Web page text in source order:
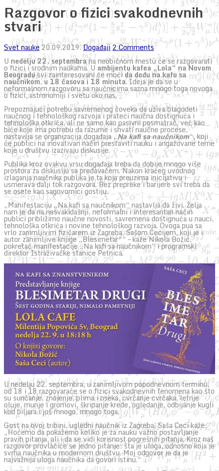
Razgovor o fizici svakodnevnih
stvari
Svet nauke 20.09.2019.Događaji2 Comments
U nedelju 22. septembrana neobičnom mestu će se razgovarati
o fizici i srodnim naukama. Uambijentu kafea „Lola“ na Novom
Beogradusvi zainteresovani će moćida dođu na kafu sa
naučnikom,u 18 časova i 18 minuta. Ideja je da se u
neformalnom razgovoru sa naučnicima sazna mnogo toga novoga
o fizici, astronomiji i svetu oko nas.
Prepoznajući potrebu savremenog čoveka da uživa blagodeti
naučnog i tehnološkog razvoja i prateći naučna dostignuća i
tehnološka otkrića, ali ne samo kao pasivni posmatrač, već kao
biće koje ima potrebu da razume i shvati naučne procese,
nastavlja se organizacija događaja „Na kafi sa naučnikom“, koji
će publici na inovativan način prestaviti nauku i angažovane teme
koje u društvu izazivaju diskusije.
Publika kroz ovakvu vrsu događaja treba da dobije mnogo više
prostora za diskusiju sa predavačem. Nakon kraćeg uvodnog
izlaganja naučnika publika je ta koja preuzima inicijativu i
usmerava dalji tok razgovora. Bez prepreke i barijere svi treba da
se osete kao sagovornici gostiju.
„Manifestaciju „Na kafi sa naučnikom“ nastavlja da živi. Želja
nam je da na nesvakidašnji, neformalni i interesantan način
publici približimo naučne novosti, savremena dostignuća u nauci,
tehnološka otkrića i novine tehnološkog razvoja. Ovoga pua sa
vrlo zanimljivim fizičarem iz Zagreba, Sašom Cecijem, koji je i
autor zanimljive knjige „Blesimetar““ – kaže Nikola Božić,
pokretač manifestacije „Na kafi sa naučnikom“ i programski
direktor Istraživačke stanice Petnica.
U nedelju 22. septembra, u zanimljivom popodnevnom terminu,
od 18 i 18 razgovaraće se o fizici svakodnevnih fenomena kao što
su sunčanje, znojenje, plima i oseka, cvrčanje cvrčaka, letnje
oluje, munje i gromovi, škripanje krede, ogledanje, odbijanje kugli
kod biljara i još mnogo, mnogo toga.
Gost na ovoj tribini, ugledni naučnik iz Zagreba, Saša Ceci kaže:
„Hoćemo da pokažemo koliko je za nauku važno postavljanje
pravih pitanja, ali i da se vidi korisnost pogrešnih pitanja. Kroz naš
razgovor provlačiće se jedno pitanje: šta je uloga, odnosno koja je
svrha naučnika u modernom društvu. Moj odgovor je da je
najvažnija uloga naučnika da govori istinu.“